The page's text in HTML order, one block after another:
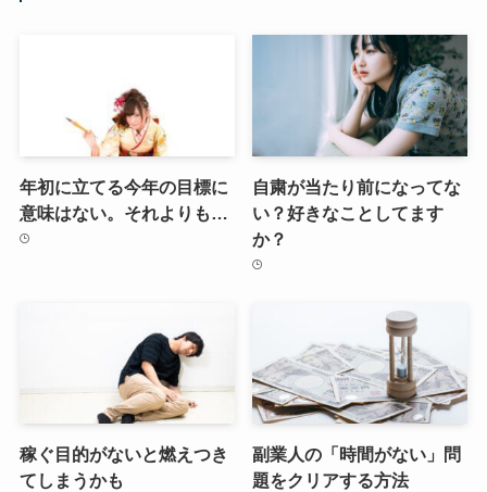
年初に立てる今年の目標に
意味はない。それよりも…
自粛が当たり前になってな
い？好きなことしてます
か？
稼ぐ目的がないと燃えつき
てしまうかも
副業人の「時間がない」問
題をクリアする方法